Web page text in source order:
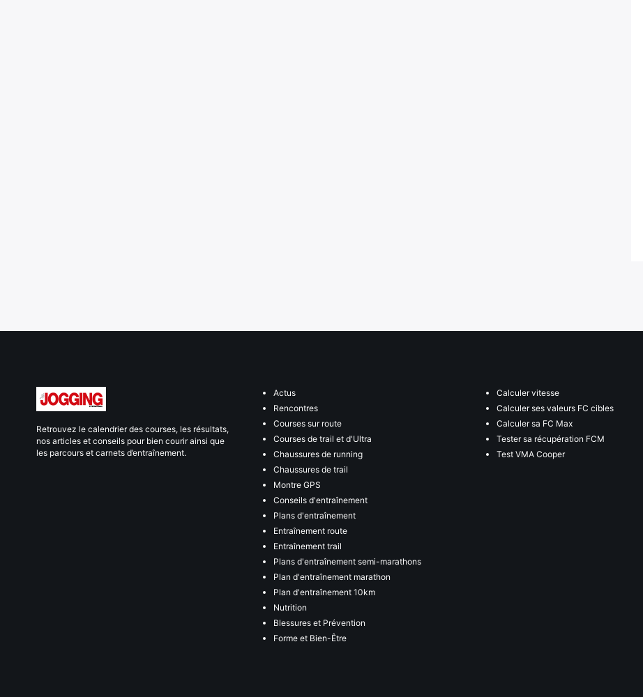
Retrouvez le calendrier des courses, les résultats,
nos articles et conseils pour bien courir ainsi que
les parcours et carnets d’entraînement.
Actus
Rencontres
Courses sur route
Courses de trail et d'Ultra
Chaussures de running
Chaussures de trail
Montre GPS
Conseils d'entraînement
Plans d'entraînement
Entraînement route
Entraînement trail
Plans d'entraînement semi-marathons
Plan d'entraînement marathon
Plan d'entraînement 10km
Nutrition
Blessures et Prévention
Forme et Bien-Être
Calculer vitesse
Calculer ses valeurs FC cibles
Calculer sa FC Max
Tester sa récupération FCM
Test VMA Cooper